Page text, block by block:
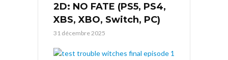
2D: NO FATE (PS5, PS4,
XBS, XBO, Switch, PC)
31 décembre 2025